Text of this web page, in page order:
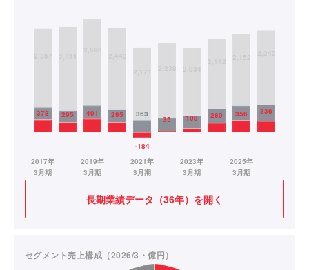
長期業績データ（36年）を開く
セグメント売上構成（2026/3・億円）